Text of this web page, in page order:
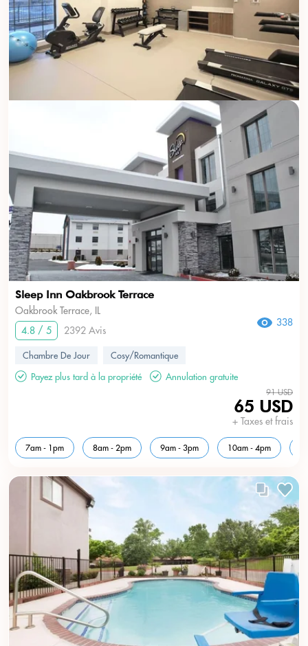
Sleep Inn Oakbrook Terrace
Oakbrook Terrace, IL
4.8 / 5
2392 Avis
338
Chambre De Jour
Cosy/Romantique
Payez plus tard à la propriété
Annulation gratuite
91 USD
65 USD
+ Taxes et frais
7am - 1pm 8am - 2pm 9am - 3pm 10am - 4pm